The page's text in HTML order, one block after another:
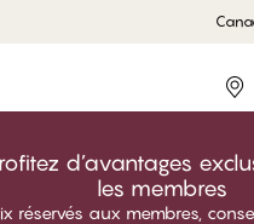
d’avantages
les membres
réservés aux membres,
toi gratuitement pour profiter
membres! Les prix Club sont